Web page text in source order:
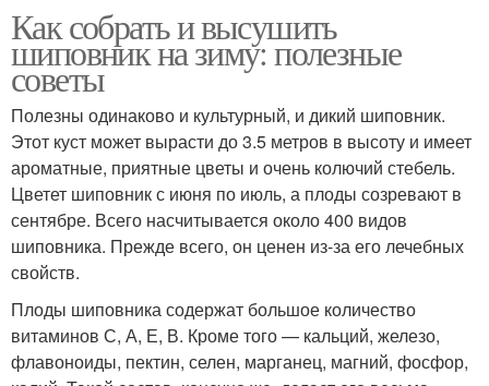
Как собрать и высушить
шиповник на зиму: полезные
советы
Полезны одинаково и культурный, и дикий шиповник.
Этот куст может вырасти до 3.5 метров в высоту и имеет
ароматные, приятные цветы и очень колючий стебель.
Цветет шиповник с июня по июль, а плоды созревают в
сентябре. Всего насчитывается около 400 видов
шиповника. Прежде всего, он ценен из-за его лечебных
свойств.
Плоды шиповника содержат большое количество
витаминов С, А, Е, В. Кроме того — кальций, железо,
флавоноиды, пектин, селен, марганец, магний, фосфор,